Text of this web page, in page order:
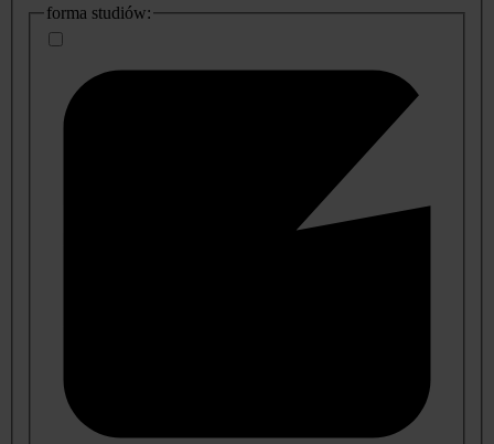
dodatkowe
informacje
forma studiów: